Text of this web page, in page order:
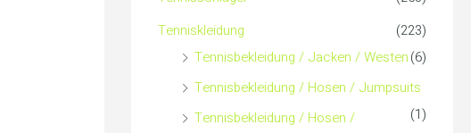
c
Tenniskleidung
(223)
Tennisbekleidung / Jacken / Westen(6)
Tennisbekleidung / Hosen / Jumpsuits
(1)
Tennisbekleidung / Hosen /